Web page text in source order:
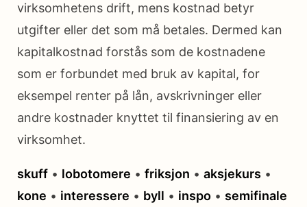
virksomhetens drift, mens kostnad betyr
utgifter eller det som må betales. Dermed kan
kapitalkostnad forstås som de kostnadene
som er forbundet med bruk av kapital, for
eksempel renter på lån, avskrivninger eller
andre kostnader knyttet til finansiering av en
virksomhet.
skuff • lobotomere • friksjon • aksjekurs •
kone • interessere • byll • inspo • semifinale